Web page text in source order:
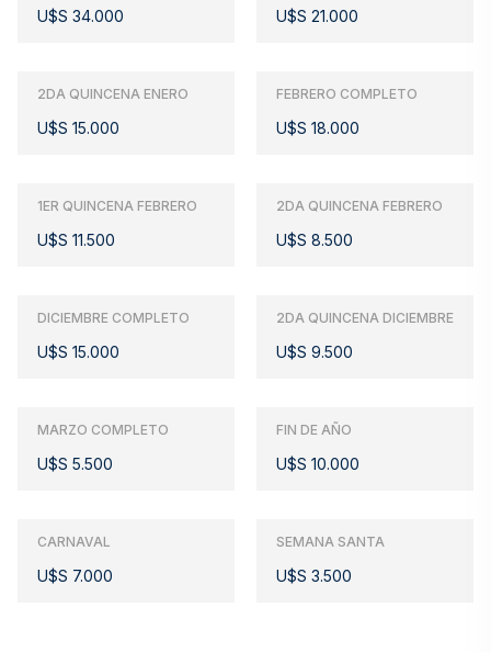
U$S 34.000 U$S 21.000
2DA QUINCENA ENERO
U$S 15.000
FEBRERO COMPLETO
U$S 18.000
1ER QUINCENA FEBRERO
U$S 11.500
2DA QUINCENA FEBRERO
U$S 8.500
DICIEMBRE COMPLETO
U$S 15.000
2DA QUINCENA DICIEMBRE
U$S 9.500
MARZO COMPLETO
U$S 5.500
FIN DE AÑO
U$S 10.000
CARNAVAL
U$S 7.000
SEMANA SANTA
U$S 3.500